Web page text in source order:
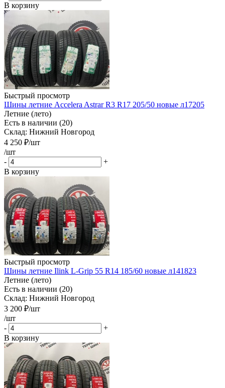
В корзину
Быстрый просмотр
Шины летние Accelera Astrar R3 R17 205/50 новые л17205
Летние (лето)
Есть в наличии (20)
Склад: Нижний Новгород
4 250 ₽/шт
/шт
-
+
В корзину
Быстрый просмотр
Шины летние Ilink L-Grip 55 R14 185/60 новые л141823
Летние (лето)
Есть в наличии (20)
Склад: Нижний Новгород
3 200 ₽/шт
/шт
-
+
В корзину